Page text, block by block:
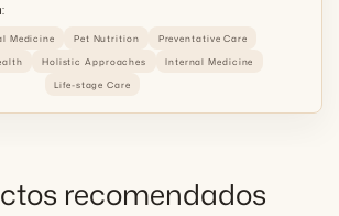
Medicine Pet Nutrition
Preventative Care
Holistic Approaches
Internal Medicine
Life-stage Care
recomendados